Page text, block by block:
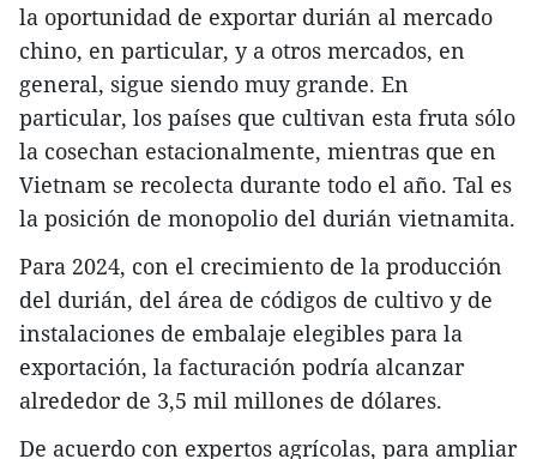
la oportunidad de exportar durián al mercado
chino, en particular, y a otros mercados, en
general, sigue siendo muy grande. En
particular, los países que cultivan esta fruta sólo
la cosechan estacionalmente, mientras que en
Vietnam se recolecta durante todo el año. Tal es
la posición de monopolio del durián vietnamita.
Para 2024, con el crecimiento de la producción
del durián, del área de códigos de cultivo y de
instalaciones de embalaje elegibles para la
exportación, la facturación podría alcanzar
alrededor de 3,5 mil millones de dólares.
De acuerdo con expertos agrícolas, para ampliar